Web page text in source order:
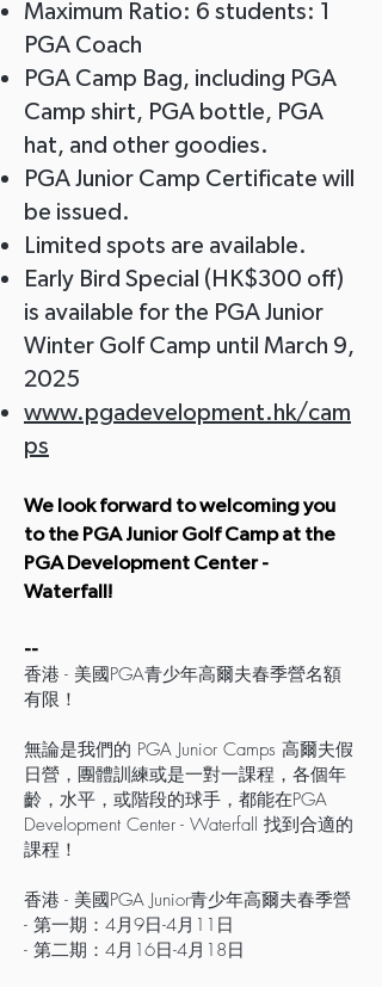
Maximum Ratio: 6 students: 1
PGA Coach
PGA Camp Bag, including PGA
Camp shirt, PGA bottle, PGA
hat, and other goodies.
PGA Junior Camp Certificate will
be issued.
Limited spots are available.
Early Bird Special (HK$300 off)
is available for the PGA Junior
Winter Golf Camp until March 9,
2025
www.pgadevelopment.hk/cam
ps
We look forward to welcoming you
to the PGA Junior Golf Camp at the
PGA Development Center -
Waterfall!
--
香港 - 美國PGA青少年高爾夫春季營名額
有限！
無論是我們的 PGA Junior Camps 高爾夫假
日營，團體訓練或是一對一課程，各個年
齡，水平，或階段的球手，都能在PGA
Development Center - Waterfall 找到合適的
課程！
香港 - 美國PGA Junior青少年高爾夫春季營
- 第一期：4月9日-4月11日
- 第二期：4月16日-4月18日